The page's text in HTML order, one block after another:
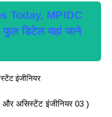
Today, MPIDC
डिटेल यहां जाने
इंजीनियर
असिस्टेंट इंजीनियर 03 )